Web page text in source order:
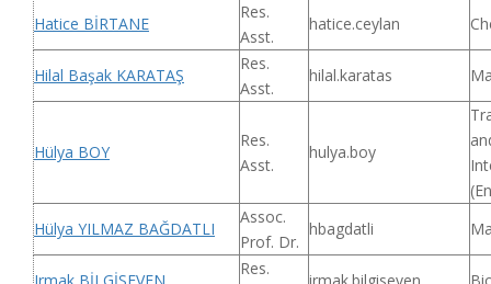
Hatice BİRTANE
Res.
Asst.
hatice.ceylan
Hilal Başak KARATAŞ
Res.
Asst.
hilal.karatas
Hülya BOY
Res.
Asst.
hulya.boy
Hülya YILMAZ BAĞDATLI
Assoc.
Prof. Dr.
hbagdatli
Res.